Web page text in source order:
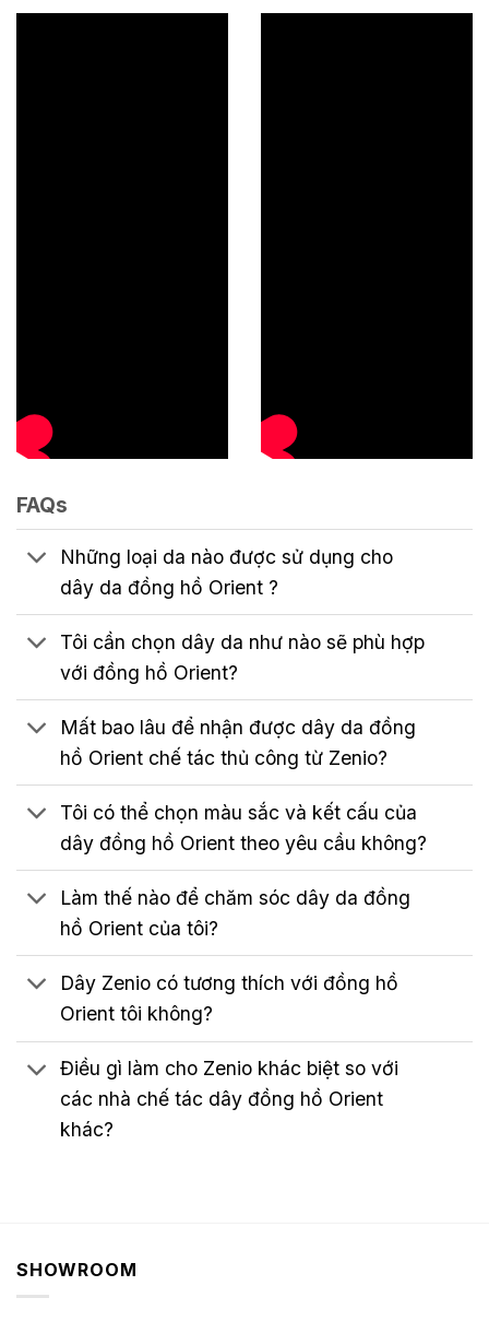
FAQs
Những loại da nào được sử dụng cho
dây da đồng hồ Orient ?
Tôi cần chọn dây da như nào sẽ phù hợp
với đồng hồ Orient?
Mất bao lâu để nhận được dây da đồng
hồ Orient chế tác thủ công từ Zenio?
Tôi có thể chọn màu sắc và kết cấu của
dây đồng hồ Orient theo yêu cầu không?
Làm thế nào để chăm sóc dây da đồng
hồ Orient của tôi?
Dây Zenio có tương thích với đồng hồ
Orient tôi không?
Điều gì làm cho Zenio khác biệt so với
các nhà chế tác dây đồng hồ Orient
khác?
SHOWROOM